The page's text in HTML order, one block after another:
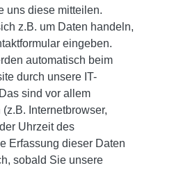
uns diese mitteilen.
z.B. um Daten handeln,
eingeben.
automatisch beim
durch unsere IT-
sind vor allem
Internetbrowser,
Uhrzeit des
Erfassung dieser Daten
sobald Sie unsere